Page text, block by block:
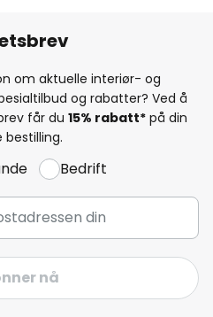
om aktuelle interiør- og
og rabatter? Ved å
får du 15% rabatt* på din
bestilling.
Bedrift
nå